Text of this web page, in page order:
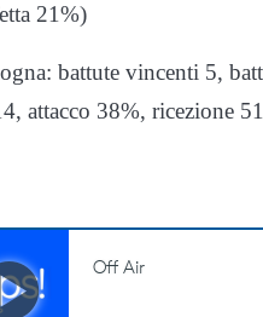
21%)
battute vincenti 5,
attacco 38%, ricezione